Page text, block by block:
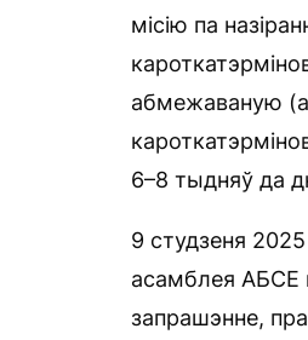
місію па
абмежаваную
6–8 тыдняў да
9 студзеня
асамблея АБСЕ
запрашэнне,